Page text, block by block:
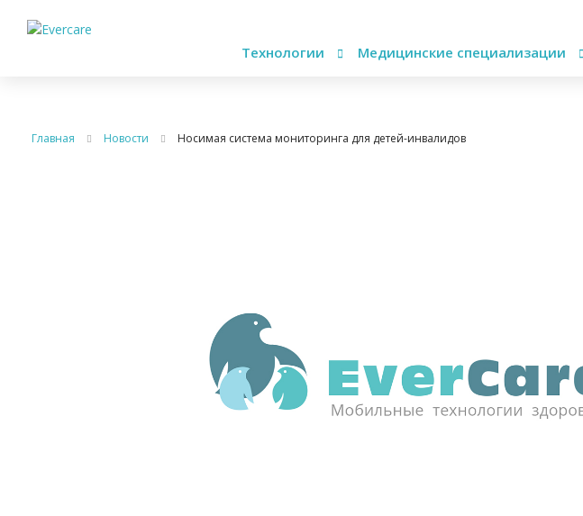
Технологии Медицинские специализации
Главная Новости Носимая система мониторинга для детей-инвалидов